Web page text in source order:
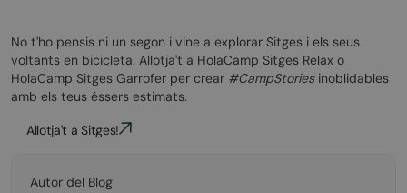
No t'ho pensis ni un segon i vine a explorar Sitges i els seus
voltants en bicicleta. Allotja't a HolaCamp Sitges Relax o
HolaCamp Sitges Garrofer per crear #CampStoriesinoblidables
amb els teus éssers estimats.
Allotja't a Sitges!
Autor del Blog